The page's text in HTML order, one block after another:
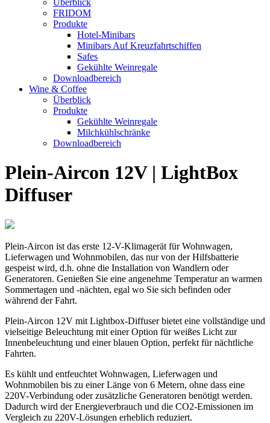
FRIDOM
Produkte
Hotel-Minibars
Minibars Auf Kreuzfahrtschiffen
Safes
Gekühlte Weinregale
Downloadbereich
Wine & Coffee
Überblick
Produkte
Gekühlte Weinregale
Milchkühlschränke
Downloadbereich
Plein-Aircon 12V | LightBox
Diffuser
Plein-Aircon ist das erste 12-V-Klimagerät für Wohnwagen,
Lieferwagen und Wohnmobilen, das nur von der Hilfsbatterie
gespeist wird, d.h. ohne die Installation von Wandlern oder
Generatoren. Genießen Sie eine angenehme Temperatur an warmen
Sommertagen und -nächten, egal wo Sie sich befinden oder
während der Fahrt.
Plein-Aircon 12V mit Lightbox-Diffuser bietet eine vollständige und
vielseitige Beleuchtung mit einer Option für weißes Licht zur
Innenbeleuchtung und einer blauen Option, perfekt für nächtliche
Fahrten.
Es kühlt und entfeuchtet Wohnwagen, Lieferwagen und
Wohnmobilen bis zu einer Länge von 6 Metern, ohne dass eine
220V-Verbindung oder zusätzliche Generatoren benötigt werden.
Dadurch wird der Energieverbrauch und die CO2-Emissionen im
Vergleich zu 220V-Lösungen erheblich reduziert.